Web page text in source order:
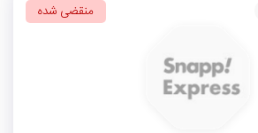
منقضی شده